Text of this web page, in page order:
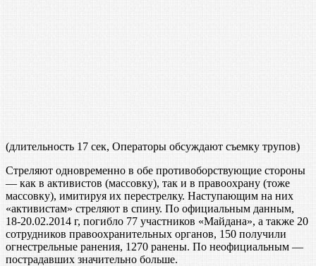
(длительность 17 сек, Операторы обсуждают съемку трупов)
Стреляют одновременно в обе противоборствующие стороны
— как в активистов (массовку), так и в правоохрану (тоже
массовку), имитируя их перестрелку. Наступающим на них
«активистам» стреляют в спину. По официальным данным,
18-20.02.2014 г, погибло 77 участников «Майдана», а также 20
сотрудников правоохранительных органов, 150 получили
огнестрельные ранения, 1270 ранены. По неофициальным —
пострадавших значительно больше.